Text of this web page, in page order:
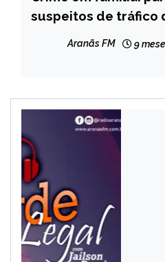
NOTÍCIAS
suspeitos de tráfico
Aranãs FM 9